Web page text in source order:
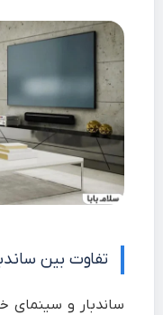
تفاوت بین
ساندبار و سینمای